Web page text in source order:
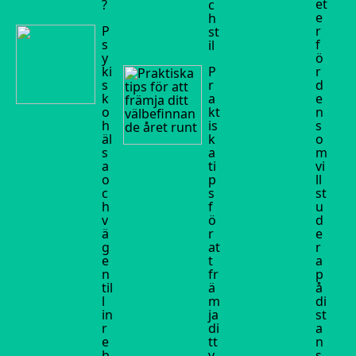
?
P
s
y
ki
s
k
o
h
äl
s
a
o
c
h
v
ä
g
e
n
til
l
in
r
e
c
h
st
il
P
r
a
kt
is
k
a
ti
p
s
f
ö
r
at
t
fr
ä
m
ja
di
tt
et
e
r
f
ö
r
d
e
n
s
o
m
vi
ll
st
u
d
e
r
a
p
å
di
st
a
n